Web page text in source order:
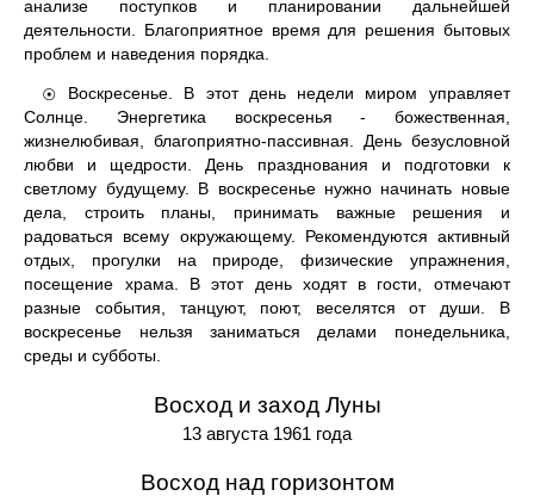
анализе поступков и планировании дальнейшей
деятельности. Благоприятное время для решения бытовых
проблем и наведения порядка.
☉
Воскресенье. В этот день недели миром управляет
Солнце. Энергетика воскресенья - божественная,
жизнелюбивая, благоприятно-пассивная. День безусловной
любви и щедрости. День празднования и подготовки к
светлому будущему. В воскресенье нужно начинать новые
дела, строить планы, принимать важные решения и
радоваться всему окружающему. Рекомендуются активный
отдых, прогулки на природе, физические упражнения,
посещение храма. В этот день ходят в гости, отмечают
разные события, танцуют, поют, веселятся от души. В
воскресенье нельзя заниматься делами понедельника,
среды и субботы.
Восход и заход Луны
13 августа 1961 года
Восход над горизонтом